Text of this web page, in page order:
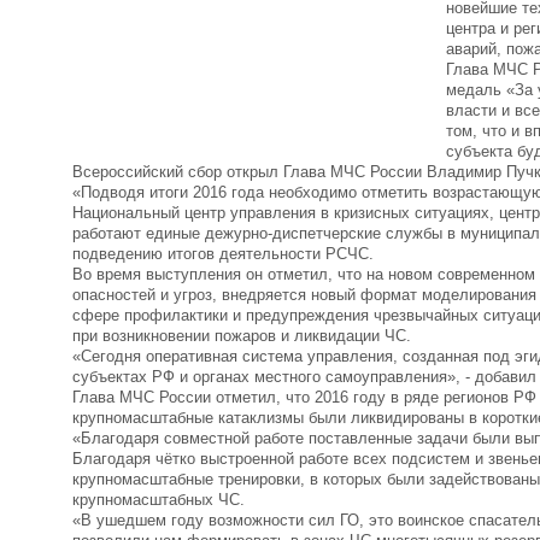
новейшие
центра и
аварий,
Глава МЧС
медаль «За
власти и
том, что и
субъекта
Всероссийский сбор открыл Глава МЧС России Владимир
«Подводя итоги 2016 года необходимо отметить
Национальный центр управления в кризисных ситуациях,
работают единые дежурно-диспетчерские службы в
подведению итогов деятельности РСЧС.
Во время выступления он отметил, что на новом
опасностей и угроз, внедряется новый формат
сфере профилактики и предупреждения чрезвычайных
при возникновении пожаров и ликвидации ЧС.
«Сегодня оперативная система управления, созданная под
субъектах РФ и органах местного самоуправления», -
Глава МЧС России отметил, что 2016 году в ряде регионов
крупномасштабные катаклизмы были ликвидированы в
«Благодаря совместной работе поставленные задачи были
Благодаря чётко выстроенной работе всех подсистем и
крупномасштабные тренировки, в которых были
крупномасштабных ЧС.
«В ушедшем году возможности сил ГО, это воинское